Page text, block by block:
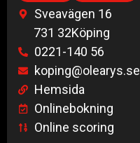
Sveavägen 16
731 32Köping
0221-140 56
koping@olearys.se
Hemsida
Onlinebokning
Online scoring